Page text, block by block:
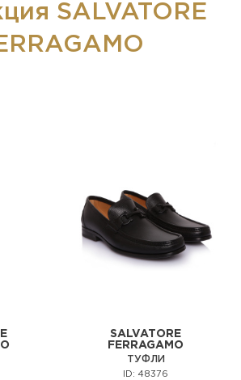
SALVATORE
SALVATORE
FERRAGAMO
ТУФЛИ
ID: 48376